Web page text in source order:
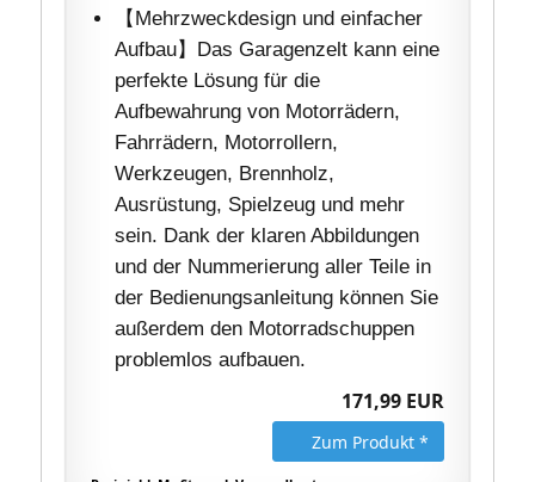
【Mehrzweckdesign und einfacher
Aufbau】Das Garagenzelt kann eine
perfekte Lösung für die
Aufbewahrung von Motorrädern,
Fahrrädern, Motorrollern,
Werkzeugen, Brennholz,
Ausrüstung, Spielzeug und mehr
sein. Dank der klaren Abbildungen
und der Nummerierung aller Teile in
der Bedienungsanleitung können Sie
außerdem den Motorradschuppen
problemlos aufbauen.
171,99 EUR
Zum Produkt *